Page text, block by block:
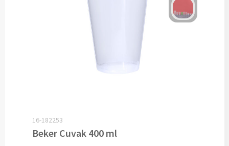
Oplaadkabels bedrukken
Telefoonhouders bedrukken
Telefoonhoesjes bedrukken
Computermuizen bedrukken
16-182253
Beker Cuvak 400 ml